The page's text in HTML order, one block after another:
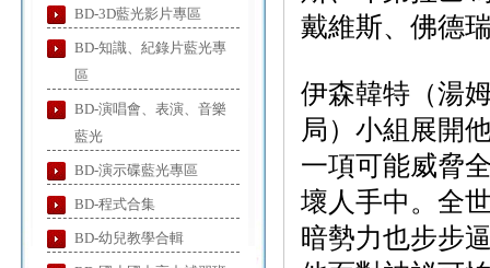
BD-3D藍光影片專區
BD-知識、紀錄片藍光專
區
BD-演唱會、表演、音樂
藍光
BD-演示碟藍光專區
BD-程式合集
BD-幼兒教學合輯
戴維斯、佛德
伊森韓特（湯
局）小組展開
一項可能威脅
壞人手中。全
暗勢力也步步